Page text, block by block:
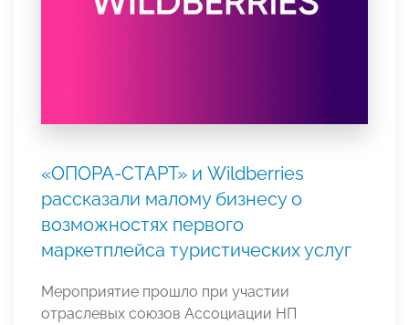
«ОПОРА-СТАРТ» и Wildberries
рассказали малому бизнесу о
возможностях первого
маркетплейса туристических услуг
Мероприятие прошло при участии
отраслевых союзов Ассоциации НП